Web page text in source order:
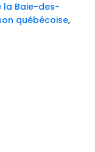
la Baie-des-
québécoise,